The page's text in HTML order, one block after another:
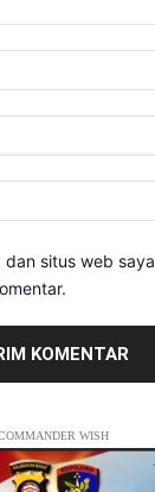
dan situs web
WISH